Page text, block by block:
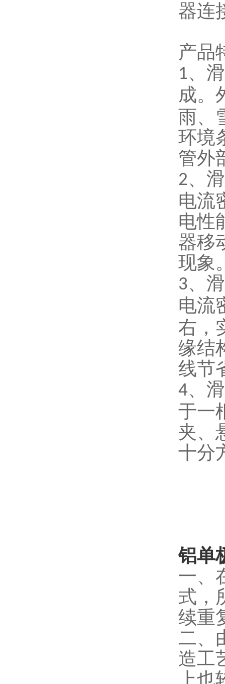
器连
产品
1、
成。
雨、
环境
管外
2、
电流
电性
器移
现象
3、
电流
右，
缘结
线节
4、
于一
夹、
十分
铝单
一、
式，
续重
二、
造工
上